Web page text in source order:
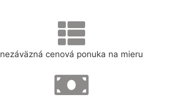
nezáväzná cenová ponuka na mieru